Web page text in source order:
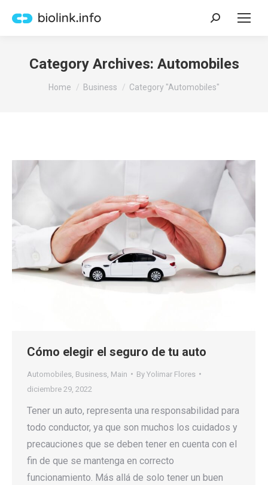
Search:
Category Archives: Automobiles
You are here:
Home Business Category "Automobiles"
Cómo elegir el seguro de tu auto
Automobiles Business Main By Yolimar Flores
diciembre 29, 2022
Tener un auto, representa una responsabilidad para
todo conductor, ya que son muchos los cuidados y
precauciones que se deben tener en cuenta con el
fin de que se mantenga en correcto
funcionamiento. Más allá de solo tener un buen